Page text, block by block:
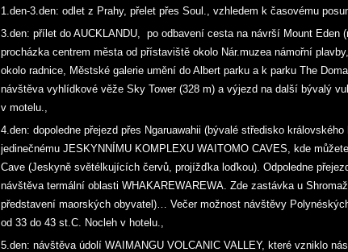
1.den-3.den: odlet z Prahy, přelet přes Soul., vzhledem k časovému
3.den: přílet do AUCKLANDU, po odbavení cesta na návrší Mount Eden
procházka centrem města od přístaviště okolo Nár.muzea námořní
okolo radnice, Městské galerie umění do Albert parku a k parku The
návštěva vyhlídkové věže Sky Tower (328 m) a výjezd na další bývalý
v motelu.,
4.den: dopoledne přejezd přes Ngaruawahii (bývalé středisko
jedinečnému JESKYNNÍMU KOMPLEXU WAITOMO CAVES, kde
Cave (Jeskyně světélkujících červů, projížďka loďkou). Odpoledne
návštěva termální oblasti WHAKAREWAREWA. Zde zastávka u
představení maorských obyvatel)… Večer možnost návštěvy
od 33 do 43 st.C. Nocleh v hotelu.,
5.den: návštěva údolí WAIMANGU VOLCANIC VALLEY, které vzniklo